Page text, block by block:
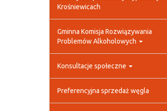
Krośniewicach
Gminna Komisja Rozwiązywania
Problemów Alkoholowych
Konsultacje społeczne
Preferencyjna sprzedaż węgla